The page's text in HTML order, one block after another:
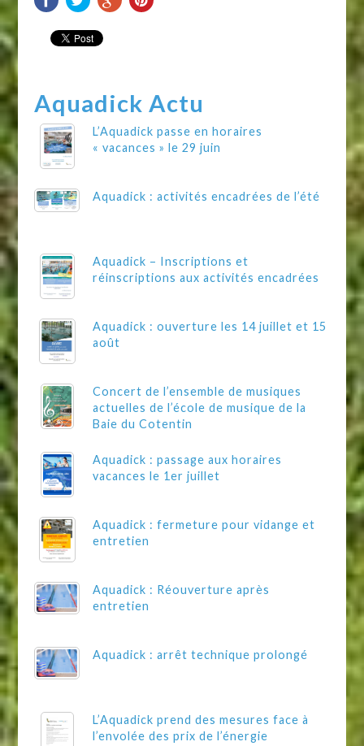
Aquadick Actu
L’Aquadick passe en horaires
« vacances » le 29 juin
Aquadick : activités encadrées de l’été
Aquadick – Inscriptions et
réinscriptions aux activités encadrées
Aquadick : ouverture les 14 juillet et 15
août
Concert de l’ensemble de musiques
actuelles de l’école de musique de la
Baie du Cotentin
Aquadick : passage aux horaires
vacances le 1er juillet
Aquadick : fermeture pour vidange et
entretien
Aquadick : Réouverture après
entretien
Aquadick : arrêt technique prolongé
L’Aquadick prend des mesures face à
l’envolée des prix de l’énergie